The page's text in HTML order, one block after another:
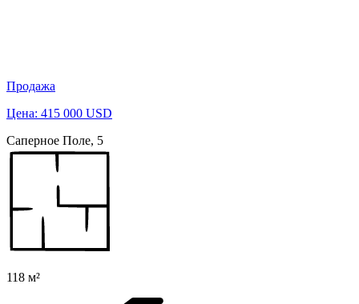
Продажа
Цена: 415 000 USD
Саперное Поле, 5
118 м²